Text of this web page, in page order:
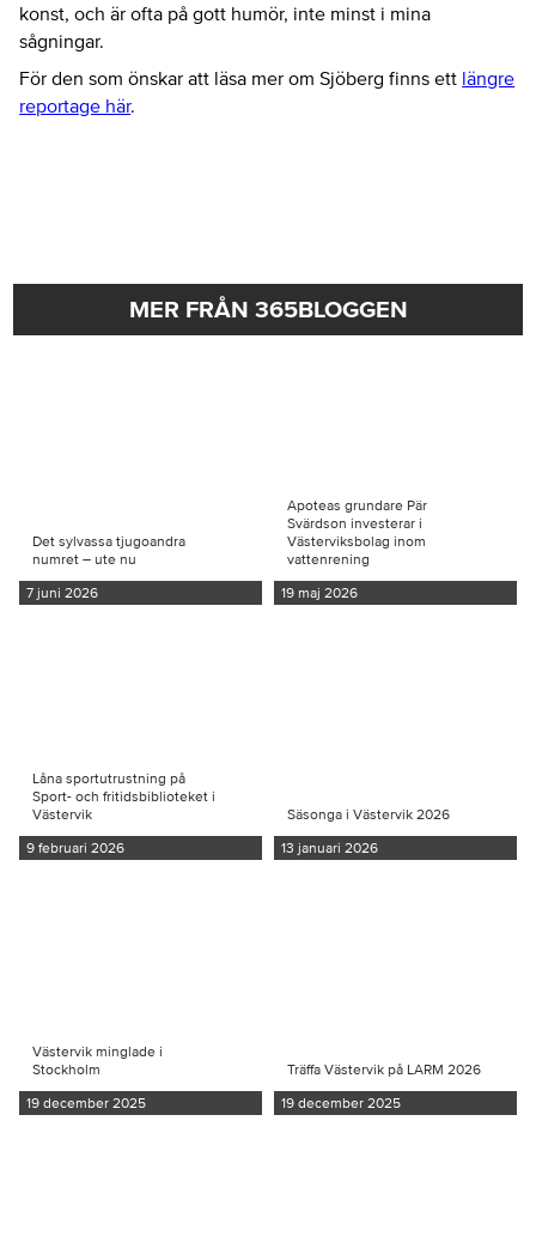
konst, och är ofta på gott humör, inte minst i mina
sågningar.
För den som önskar att läsa mer om Sjöberg finns ett längre
reportage här.
MER FRÅN 365BLOGGEN
Det sylvassa tjugoandra
numret – ute nu
7 juni 2026
Apoteas grundare Pär
Svärdson investerar i
Västerviksbolag inom
vattenrening
19 maj 2026
Låna sportutrustning på
Sport- och fritidsbiblioteket i
Västervik
9 februari 2026
Säsonga i Västervik 2026
13 januari 2026
Västervik minglade i
Stockholm
19 december 2025
Träffa Västervik på LARM 2026
19 december 2025